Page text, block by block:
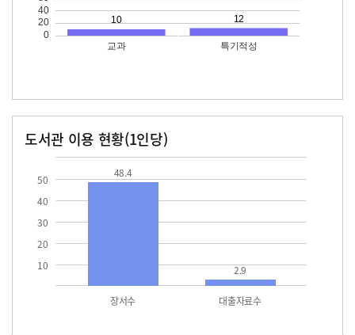
도서관 이용 현황(1인당)
10
20
30
40
50
장서수 대출자료수
48.4
2.9